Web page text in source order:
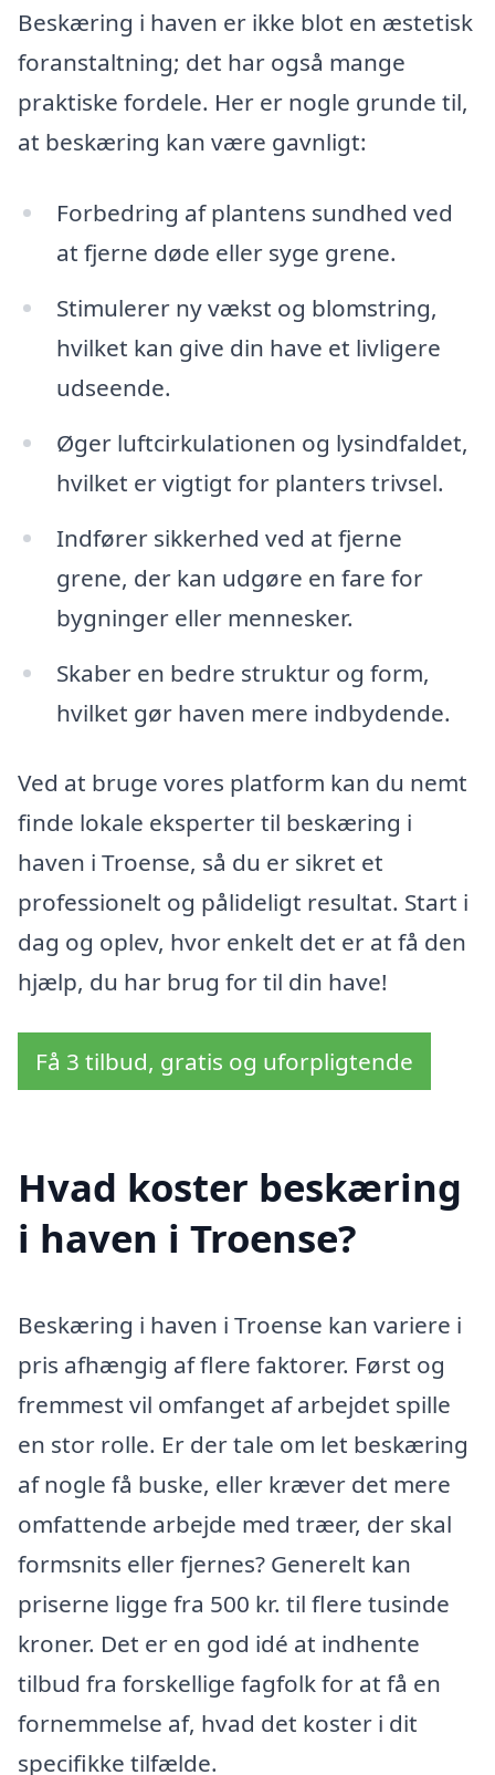
Beskæring i haven er ikke blot en æstetisk
foranstaltning; det har også mange
praktiske fordele. Her er nogle grunde til,
at beskæring kan være gavnligt:
Forbedring af plantens sundhed ved
at fjerne døde eller syge grene.
Stimulerer ny vækst og blomstring,
hvilket kan give din have et livligere
udseende.
Øger luftcirkulationen og lysindfaldet,
hvilket er vigtigt for planters trivsel.
Indfører sikkerhed ved at fjerne
grene, der kan udgøre en fare for
bygninger eller mennesker.
Skaber en bedre struktur og form,
hvilket gør haven mere indbydende.
Ved at bruge vores platform kan du nemt
finde lokale eksperter til beskæring i
haven i Troense, så du er sikret et
professionelt og pålideligt resultat. Start i
dag og oplev, hvor enkelt det er at få den
hjælp, du har brug for til din have!
Få 3 tilbud, gratis og uforpligtende
Hvad koster beskæring
i haven i Troense?
Beskæring i haven i Troense kan variere i
pris afhængig af flere faktorer. Først og
fremmest vil omfanget af arbejdet spille
en stor rolle. Er der tale om let beskæring
af nogle få buske, eller kræver det mere
omfattende arbejde med træer, der skal
formsnits eller fjernes? Generelt kan
priserne ligge fra 500 kr. til flere tusinde
kroner. Det er en god idé at indhente
tilbud fra forskellige fagfolk for at få en
fornemmelse af, hvad det koster i dit
specifikke tilfælde.